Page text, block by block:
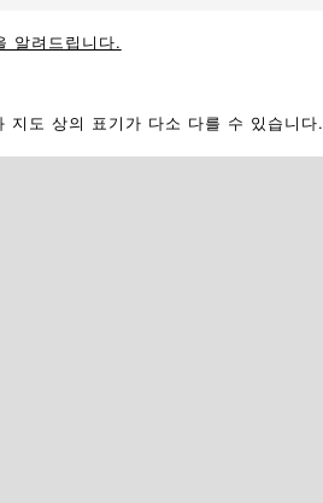
알려드립니다.
도 상의 표기가 다소 다를 수 있습니다.